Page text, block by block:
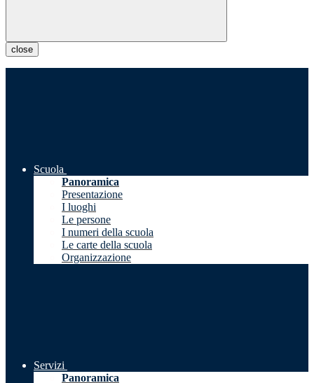
close
Scuola
Panoramica
Presentazione
I luoghi
Le persone
I numeri della scuola
Le carte della scuola
Organizzazione
Servizi
Panoramica